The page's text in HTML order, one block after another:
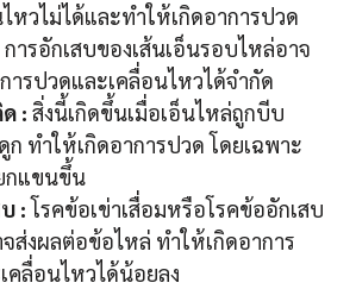
หวไม่ได้และทำให้เกิดอาการปวด
การอักเสบของเส้นเอ็นรอบไหล่อาจ
ารปวดและเคลื่อนไหวได้จำกัด
: สิ่งนี้เกิดขึ้นเมื่อเอ็นไหล่ถูกบีบ
ก ทำให้เกิดอาการปวด โดยเฉพาะ
กแขนขึ้น
บ :โรคข้อเข่าเสื่อมหรือโรคข้ออักเสบ
ส่งผลต่อข้อไหล่ ทำให้เกิดอาการ
คลื่อนไหวได้น้อยลง